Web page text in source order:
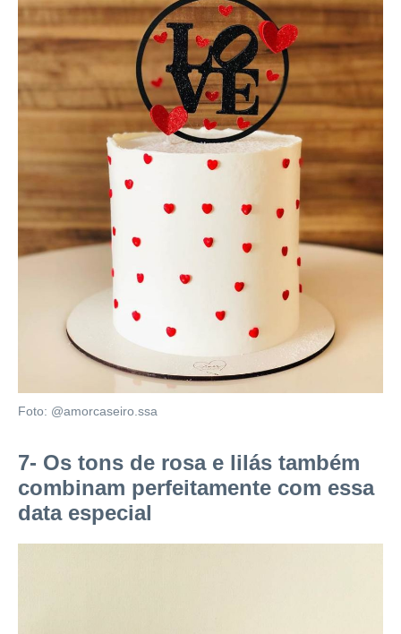
Foto: @amorcaseiro.ssa
7- Os tons de rosa e lilás também
combinam perfeitamente com essa
data especial